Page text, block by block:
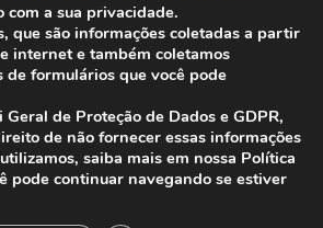
Nacional dos Auditores
Receita Federal do Brasil.
com a sua privacidade.
que são informações coletadas a partir
internet e também coletamos
de formulários que você pode
Geral de Proteção de Dados e GDPR,
de não fornecer essas informações
saiba mais em nossa Política
pode continuar navegando se estiver